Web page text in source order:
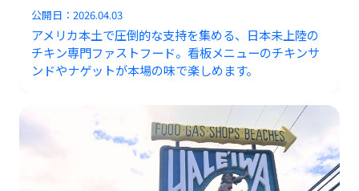
公開日：2026.04.03
アメリカ本土で圧倒的な支持を集める、日本未上陸の
チキン専門ファストフード。看板メニューのチキンサ
ンドやナゲットが本場の味で楽しめます。